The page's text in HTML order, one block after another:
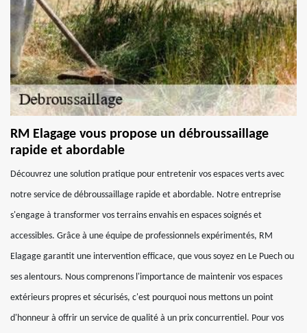
RM Elagage vous propose un débroussaillage
rapide et abordable
Découvrez une solution pratique pour entretenir vos espaces verts avec
notre service de débroussaillage rapide et abordable. Notre entreprise
s'engage à transformer vos terrains envahis en espaces soignés et
accessibles. Grâce à une équipe de professionnels expérimentés, RM
Elagage garantit une intervention efficace, que vous soyez en Le Puech ou
ses alentours. Nous comprenons l'importance de maintenir vos espaces
extérieurs propres et sécurisés, c'est pourquoi nous mettons un point
d'honneur à offrir un service de qualité à un prix concurrentiel. Pour vos